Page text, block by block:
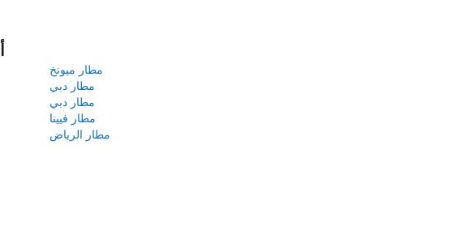
مطار ميونخ
مطار دبي
مطار دبي
مطار فيينا
مطار الرياض